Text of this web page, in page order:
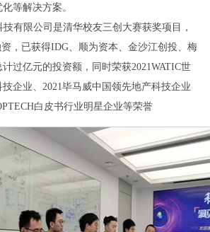
等解决方案。
有限公司是清华校友三创大赛获奖项目，
，已获得IDG、顺为资本、金沙江创投、梅
过亿元的投资额，同时荣获2021WATIC世
企业、 2021毕马威中国领先地产科技企业
白皮书行业明星企业等荣誉